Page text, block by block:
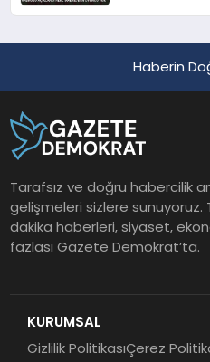
Haberin
Tarafsız ve doğru habercilik
gelişmeleri sizlere sunuyoruz.
dakika haberleri, siyaset,
fazlası Gazete Demokrat’ta.
KURUMSAL
Gizlilik PolitikasıÇerez